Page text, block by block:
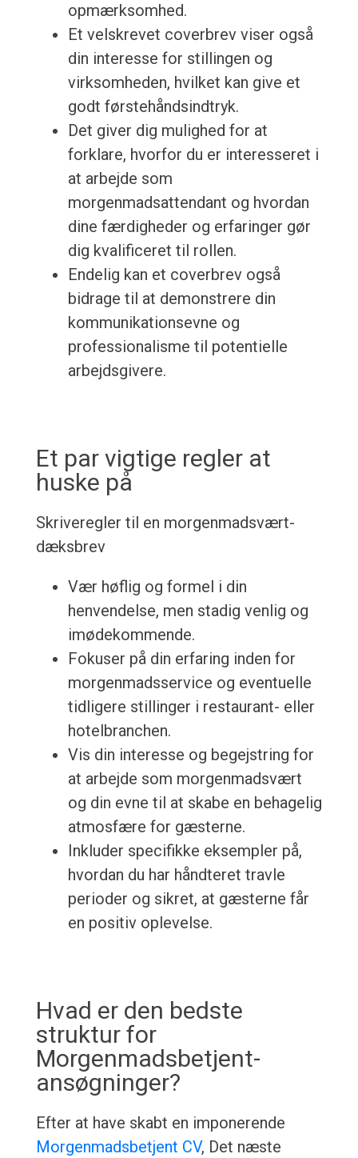
opmærksomhed.
Et velskrevet coverbrev viser også
din interesse for stillingen og
virksomheden, hvilket kan give et
godt førstehåndsindtryk.
Det giver dig mulighed for at
forklare, hvorfor du er interesseret i
at arbejde som
morgenmadsattendant og hvordan
dine færdigheder og erfaringer gør
dig kvalificeret til rollen.
Endelig kan et coverbrev også
bidrage til at demonstrere din
kommunikationsevne og
professionalisme til potentielle
arbejdsgivere.
Et par vigtige regler at
huske på
Skriveregler til en morgenmadsvært-
dæksbrev
Vær høflig og formel i din
henvendelse, men stadig venlig og
imødekommende.
Fokuser på din erfaring inden for
morgenmadsservice og eventuelle
tidligere stillinger i restaurant- eller
hotelbranchen.
Vis din interesse og begejstring for
at arbejde som morgenmadsvært
og din evne til at skabe en behagelig
atmosfære for gæsterne.
Inkluder specifikke eksempler på,
hvordan du har håndteret travle
perioder og sikret, at gæsterne får
en positiv oplevelse.
Hvad er den bedste
struktur for
Morgenmadsbetjent-
ansøgninger?
Efter at have skabt en imponerende
Morgenmadsbetjent CV, Det næste